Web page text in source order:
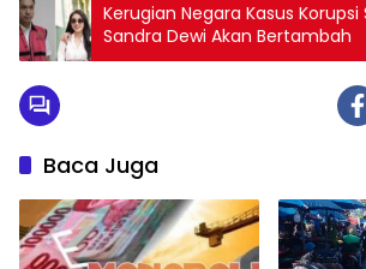
Kerugian Negara Kasus Korupsi
Sandra Dewi Akan Bertambah
Baca Juga